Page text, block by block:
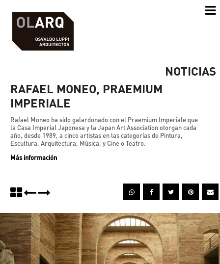
NOTICIAS
RAFAEL MONEO, PRAEMIUM
IMPERIALE
Rafael Moneo ha sido galardonado con el Praemium Imperiale que
la Casa Imperial Japonesa y la Japan Art Association otorgan cada
año, desde 1989, a cinco artistas en las categorías de Pintura,
Escultura, Arquitectura, Música, y Cine o Teatro.
Más información